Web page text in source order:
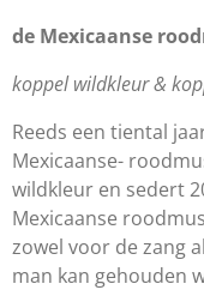
de Mexicaanse
koppel wildkleur &
Reeds een tiental
Mexicaanse-
wildkleur en sedert
Mexicaanse
zowel voor de zang
man kan gehouden